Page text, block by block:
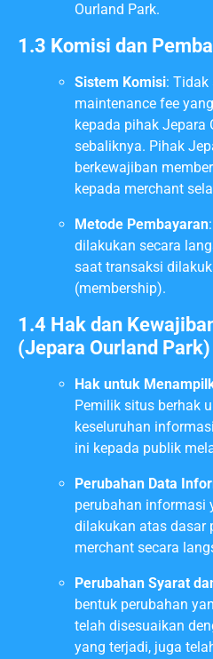
Ourland Park.
1.3 Komisi dan
Sistem Komisi: Tidak
maintenance fee
kepada pihak Jepara
sebaliknya. Pihak
berkewajiban
kepada merchant
Metode Pembayaran
dilakukan secara
saat transaksi
(membership).
1.4 Hak dan
(Jepara Ourland Park)
Hak untuk
Pemilik situs berhak
keseluruhan
ini kepada publik
Perubahan Data
perubahan informasi
dilakukan atas dasar
merchant secara
Perubahan Syarat
bentuk perubahan
telah disesuaikan
yang terjadi, juga